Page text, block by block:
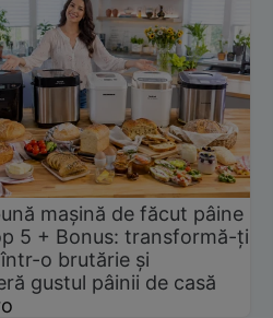
mașină de făcut pâine
5 + Bonus: transformă-ți
o brutărie și
gustul pâinii de casă